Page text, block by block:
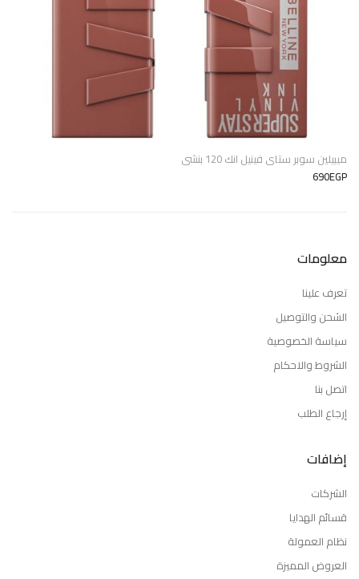
ميبيلين سوبر ستاى فينيل انك 120 بنشى
690EGP
معلومات
تعرف علينا
الشحن والتوصيل
سياسة الخصوصية
الشروط والاحكام
اتصل بنا
إرجاع الطلب
إضافات
الشركات
قسائم الهدايا
نظام العمولة
العروض المميزة